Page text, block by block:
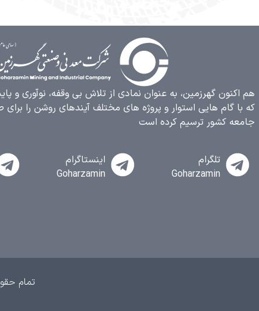
هم اکنون گهرزمین، به عنوان نمادی از تلاش بی وقفه، نوآوری و
که با گام هایی استوار و پروژه های مختلف آیندهای روشن را
جامعه کشور ترسیم کرده است
تلگرام
Goharzamin
اینستاگرام
Goharzamin
تمام